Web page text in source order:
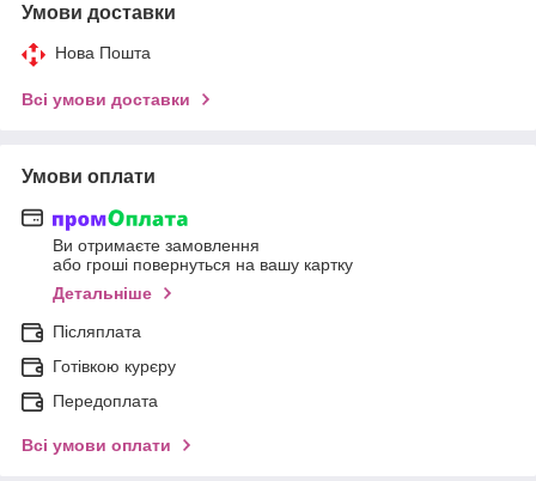
Умови доставки
Нова Пошта
Всі умови доставки
Умови оплати
Ви отримаєте замовлення
або гроші повернуться на вашу картку
Детальніше
Післяплата
Готівкою курєру
Передоплата
Всі умови оплати